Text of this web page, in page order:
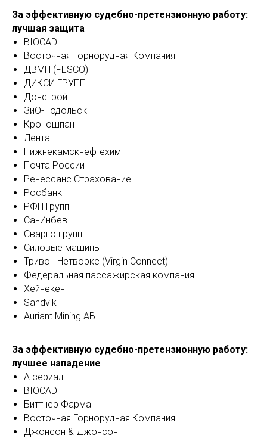
За эффективную судебно-претензионную работу:
лучшая защита
BIOCAD
Восточная Горнорудная Компания
ДВМП (FESCO)
ДИКСИ ГРУПП
Донстрой
ЗиО-Подольск
Кроношпан
Лента
Нижнекамскнефтехим
Почта России
Ренессанс Страхование
Росбанк
РФП Групп
СанИнбев
Сварго групп
Силовые машины
Тривон Нетворкс (Virgin Connect)
Федеральная пассажирская компания
Хейнекен
Sandvik
Auriant Mining AB
За эффективную судебно-претензионную работу:
лучшее нападение
А сериал
BIOCAD
Биттнер Фарма
Восточная Горнорудная Компания
Джонсон & Джонсон